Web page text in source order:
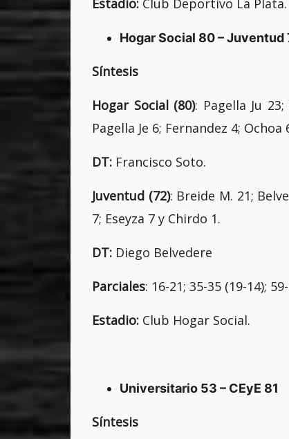
Estadio: Club Deportivo La Plata.
Hogar Social 80 – Juventud
Síntesis
Hogar Social (80): Pagella Ju
Pagella Je 6; Fernandez 4;
DT: Francisco Soto.
Juventud (72): Breide M. 21;
7; Eseyza 7 y Chirdo 1.
DT: Diego Belvedere
Parciales: 16-21; 35-35 (19-14);
Estadio: Club Hogar Social.
Universitario 53 – CEyE 81
Síntesis